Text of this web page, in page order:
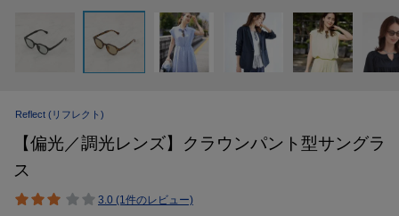
Reflect (リフレクト)
【偏光／調光レンズ】クラウンパント型サングラ
ス
3.0 (1件のレビュー)